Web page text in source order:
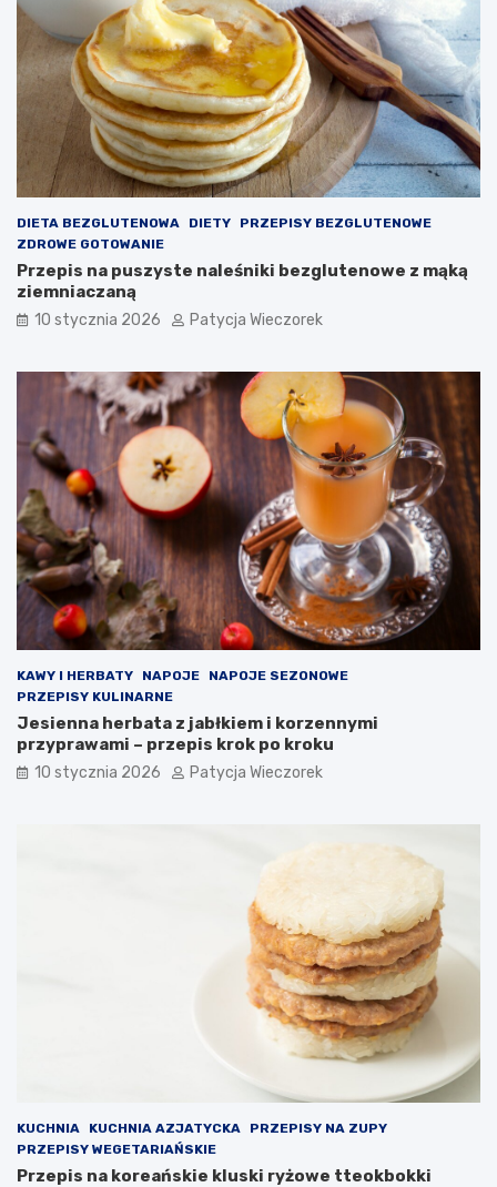
DIETA BEZGLUTENOWA DIETY
PRZEPISY BEZGLUTENOWE
ZDROWE GOTOWANIE
Przepis na puszyste naleśniki bezglutenowe z mąką
ziemniaczaną
10 stycznia 2026 Patycja Wieczorek
KAWY I HERBATY NAPOJE
NAPOJE SEZONOWE
PRZEPISY KULINARNE
Jesienna herbata z jabłkiem i korzennymi
przyprawami – przepis krok po kroku
10 stycznia 2026 Patycja Wieczorek
KUCHNIA KUCHNIA AZJATYCKA
PRZEPISY NA ZUPY
PRZEPISY WEGETARIAŃSKIE
Przepis na koreańskie kluski ryżowe tteokbokki